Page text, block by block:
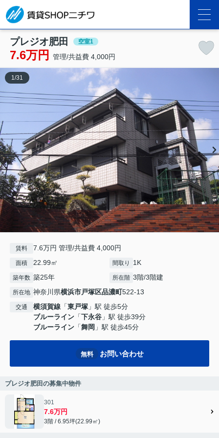
プレジオ肥田 空室1
7.6万円 管理/共益費 4,000円
1 /31
賃料 7.6万円 管理/共益費 4,000円
面積 22.99㎡ 間取り 1K
築年数 築25年 所在階 3階/3階建
所在地 神奈川県横浜市戸塚区品濃町522-13
交通 横須賀線 「東戸塚 」駅 徒歩5分
ブルーライン 「下永谷 」駅 徒歩39分
ブルーライン 「舞岡 」駅 徒歩45分
無料 お問い合わせ
プレジオ肥田の募集中物件
301
7.6万円
3階 / 6.95坪(22.99㎡)